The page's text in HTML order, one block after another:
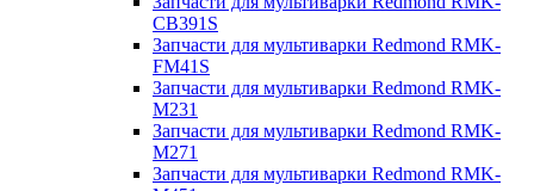
CB391S
Запчасти для мультиварки Redmond RMK-
FM41S
Запчасти для мультиварки Redmond RMK-
M231
Запчасти для мультиварки Redmond RMK-
M271
Запчасти для мультиварки Redmond RMK-